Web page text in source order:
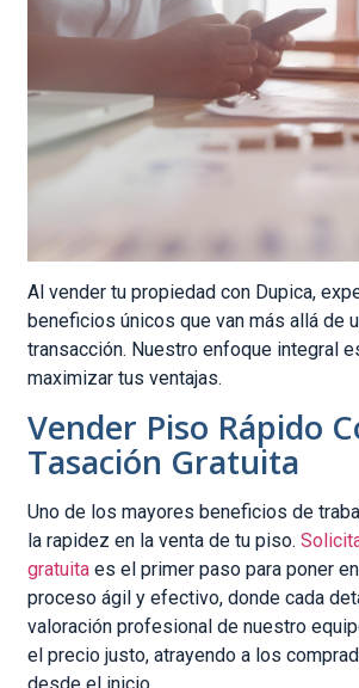
Al vender tu propiedad con Dupica,
beneficios únicos que van más allá de
transacción. Nuestro enfoque integral
maximizar tus ventajas.
Vender Piso Rápido
Tasación Gratuita
Uno de los mayores beneficios de
la rapidez en la venta de tu piso.
gratuita es el primer paso para poner
proceso ágil y efectivo, donde cada
valoración profesional de nuestro
el precio justo, atrayendo a los